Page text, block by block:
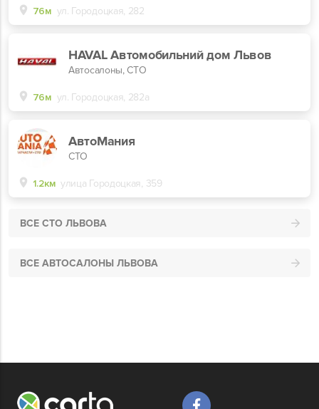
76м ул. Городоцкая, 282
HAVAL Автомобильний дом Львов
Автосалоны, СТО
76м ул. Городоцкая, 282а
АвтоМания
СТО
1.2км улица Городоцкая, 359
ВСЕ СТО ЛЬВОВА
ВСЕ АВТОСАЛОНЫ ЛЬВОВА